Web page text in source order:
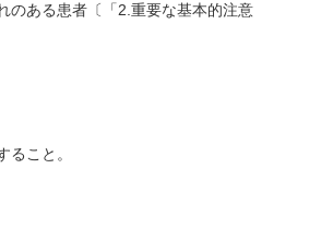
のある患者〔「2.重要な基本的注意
ること。